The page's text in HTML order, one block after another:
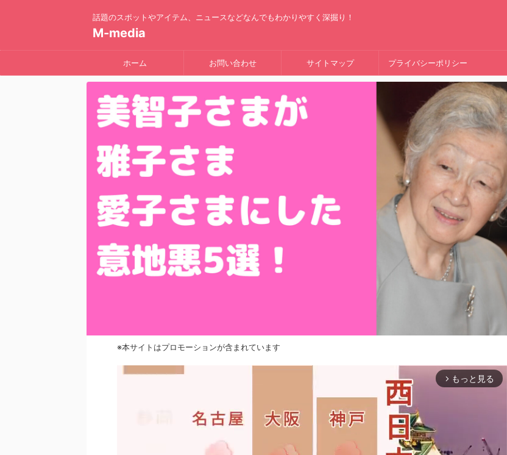
話題のスポットやアイテム、ニュースなどなんでもわかりやすく深掘り！
M-media
ホーム お問い合わせ サイトマップ プライバシーポリシー
※本サイトはプロモーションが含まれています
arrow_forward_ios もっと見る